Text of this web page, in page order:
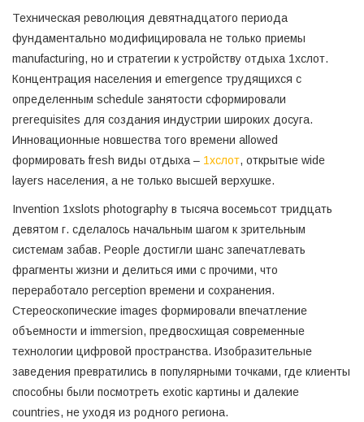
Техническая революция девятнадцатого периода
фундаментально модифицировала не только приемы
manufacturing, но и стратегии к устройству отдыха 1хслот.
Концентрация населения и emergence трудящихся с
определенным schedule занятости сформировали
prerequisites для создания индустрии широких досуга.
Инновационные новшества того времени allowed
формировать fresh виды отдыха – 1хслот, открытые wide
layers населения, а не только высшей верхушке.
Invention 1xslots photography в тысяча восемьсот тридцать
девятом г. сделалось начальным шагом к зрительным
системам забав. People достигли шанс запечатлевать
фрагменты жизни и делиться ими с прочими, что
переработало perception времени и сохранения.
Стереоскопические images формировали впечатление
объемности и immersion, предвосхищая современные
технологии цифровой пространства. Изобразительные
заведения превратились в популярными точками, где клиенты
способны были посмотреть exotic картины и далекие
countries, не уходя из родного региона.